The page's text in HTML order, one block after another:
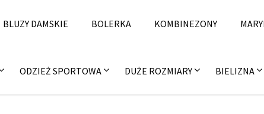
BLUZY DAMSKIE BOLERKA KOMBINEZONY
ODZIEŻ SPORTOWA DUŻE ROZMIARY BIELIZNA